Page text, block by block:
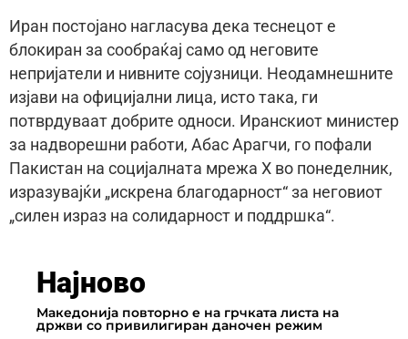
Иран постојано нагласува дека теснецот е
блокиран за сообраќај само од неговите
непријатели и нивните сојузници. Неодамнешните
изјави на официјални лица, исто така, ги
потврдуваат добрите односи. Иранскиот министер
за надворешни работи, Абас Арагчи, го пофали
Пакистан на социјалната мрежа X во понеделник,
изразувајќи „искрена благодарност“ за неговиот
„силен израз на солидарност и поддршка“.
Најново
Македонија повторно е на грчката листа на
држви со привилигиран даночен режим